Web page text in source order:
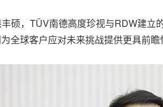
硕，TÜV南德高度珍视与RDW建
全球客户应对未来挑战提供更具前瞻